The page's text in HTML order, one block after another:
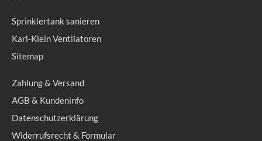
Sprinklertank sanieren
Karl-Klein Ventilatoren
Sitemap
Zahlung & Versand
AGB & Kundeninfo
Datenschutzerklärung
Widerrufsrecht & Formular